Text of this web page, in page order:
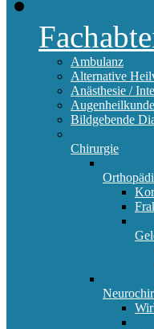
Ambulanz
Alternative
Anästhesie /
Augenheilkunde
Bildgebende
Chirurgie